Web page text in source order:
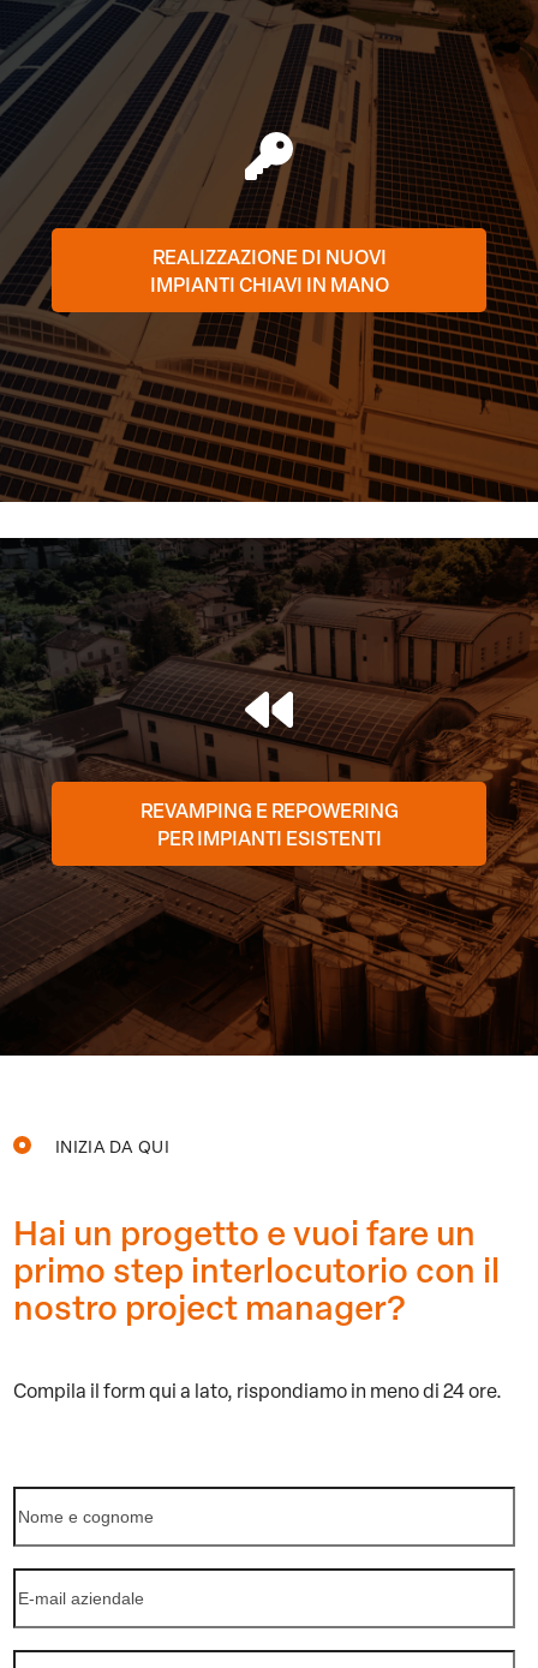
REALIZZAZIONE DI NUOVI
IMPIANTI CHIAVI IN MANO
REVAMPING E REPOWERING
PER IMPIANTI ESISTENTI
INIZIA DA QUI
Hai un progetto e vuoi fare un
primo step interlocutorio con il
nostro project manager?
Compila il form qui a lato, rispondiamo in meno di 24 ore.